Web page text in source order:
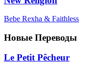
Bebe Rexha & Faithless
Новые Переводы
Le Petit Pêcheur